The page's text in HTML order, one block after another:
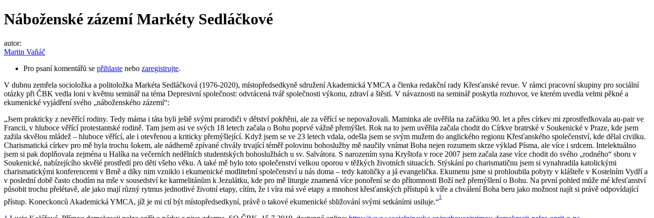
Náboženské zázemí Markéty Sedláčkové
autor:
Martin Vaňáč
Pro psaní komentářů se přihlaste nebo zaregistrujte.
V dubnu zemřela socioložka a politoložka Markéta Sedláčková (1976-2020), místopředsedkyně sdružení Akademická YMCA a členka redakční rady Křesťanské revue. V rámci pracovní skupiny pro sociální
otázky při ČBK vedla loni v květnu seminář na téma Depresivní společnost: odvrácená tvář společnosti výkonu, zdraví a štěstí. V návaznosti na seminář poskytla rozhovor, ve kterém uvedla velmi pěkné a
ekumenické vyjádření svého „náboženského zázemí“:
„Jsem prakticky z nevěřící rodiny. Tedy máma i táta byli ještě svými prarodiči v dětství pokřtěni, ale za věřící se nepovažovali. Maminka ale uvěřila na začátku 90. let a přes církev mi zprostředkovala au-pair ve
Francii, v hluboce věřící protestantské rodině. Tam jsem asi ve svých 18 letech začala o Bohu poprvé vážně přemýšlet. Rok na to jsem uvěřila začala chodit do Církve bratrské v Soukenické v Praze, kde jsem
zažila skvělou mládež – hluboce věřící, ale i otevřenou a kriticky přemýšlející. Když jsem se ve 23 letech vdala, odešla jsem se svým mužem do anglického regionu Křesťanského společenství, kde dělal civilku.
Charismatická církev pro mě byla trochu šokem, ale nádherně zpívané chvály trvající téměř polovinu bohoslužby mě naučily vnímat Boha nejen rozumem skrze výklad Písma, ale více i srdcem. Intelektuálno
jsem si pak doplňovala zejména u Halíka na večerních nedělních studentských bohoslužbách u sv. Salvátora. S narozením syna Kryštofa v roce 2007 jsem začala zase více chodit do svého „rodného“ sboru v
Soukenické, nabízejícího skvělé prostředí pro děti všeho věku. A také mě bylo toto společenství velkou oporou v těžkých životních situacích. Stýskání po charismatičnu jsem si vynahradila katolickými
charismatickými konferencemi v Brně a díky nim vzniklo i ekumenické modlitební společenství u nás doma – tedy katoličky a já evangelička. Ekumenu jsme si prohloubila pobyty v klášteře v Kostelním Vydří a
v poslední době často chodím na mše v sousedství ke karmelitánům k Jezulátku, kde pro mě liturgie znamená více ponoření se do přítomnosti Boží než přemýšlení o Bohu. Na první pohled může mé křesťanství
působit trochu přelétavě, ale jako mají různý rytmus jednotlivé životní etapy, cítím, že i víra má své etapy a mnohost křesťanských přístupů k víře a chválení Boha beru jako možnost najít si právě odpovídající
přístup. Koneckonců Akademická YMCA, jíž je mi ctí být místopředsedkyní, právě o takové ekumenické sbližování svými setkáními usiluje.“
1